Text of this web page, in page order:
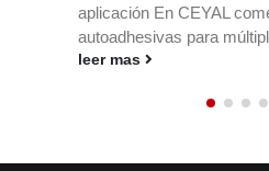
stock y los envíos en
medidas, materiales y
leer mas